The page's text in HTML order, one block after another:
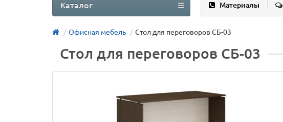
Материалы
Каталог
Офисная мебель Стол для переговоров СБ-03
Стол для переговоров СБ-03